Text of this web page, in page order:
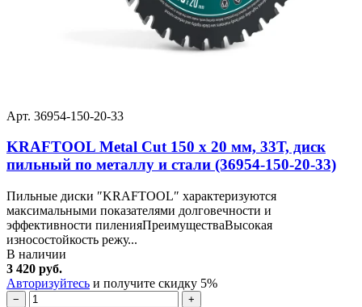
Арт. 36954-150-20-33
KRAFTOOL Metal Cut 150 х 20 мм, 33Т, диск
пильный по металлу и стали (36954-150-20-33)
Пильные диски ″KRAFTOOL″ характеризуются
максимальными показателями долговечности и
эффективности пиленияПреимуществаВысокая
износостойкость режу...
В наличии
3 420 руб.
Авторизуйтесь и получите скидку 5%
−
+